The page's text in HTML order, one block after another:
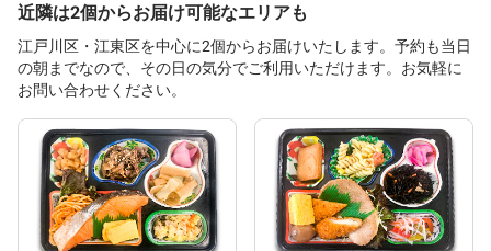
近隣は2個からお届け可能なエリアも
江戸川区・江東区を中心に2個からお届けいたします。予約も当日
の朝までなので、その日の気分でご利用いただけます。お気軽に
お問い合わせください。